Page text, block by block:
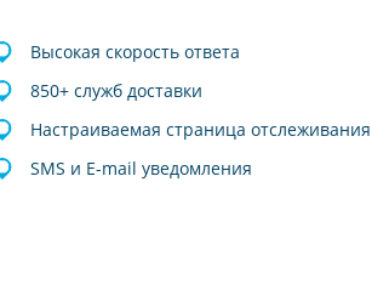
Высокая скорость ответа
850+ служб доставки
Настраиваемая страница отслеживания
SMS и E-mail уведомления